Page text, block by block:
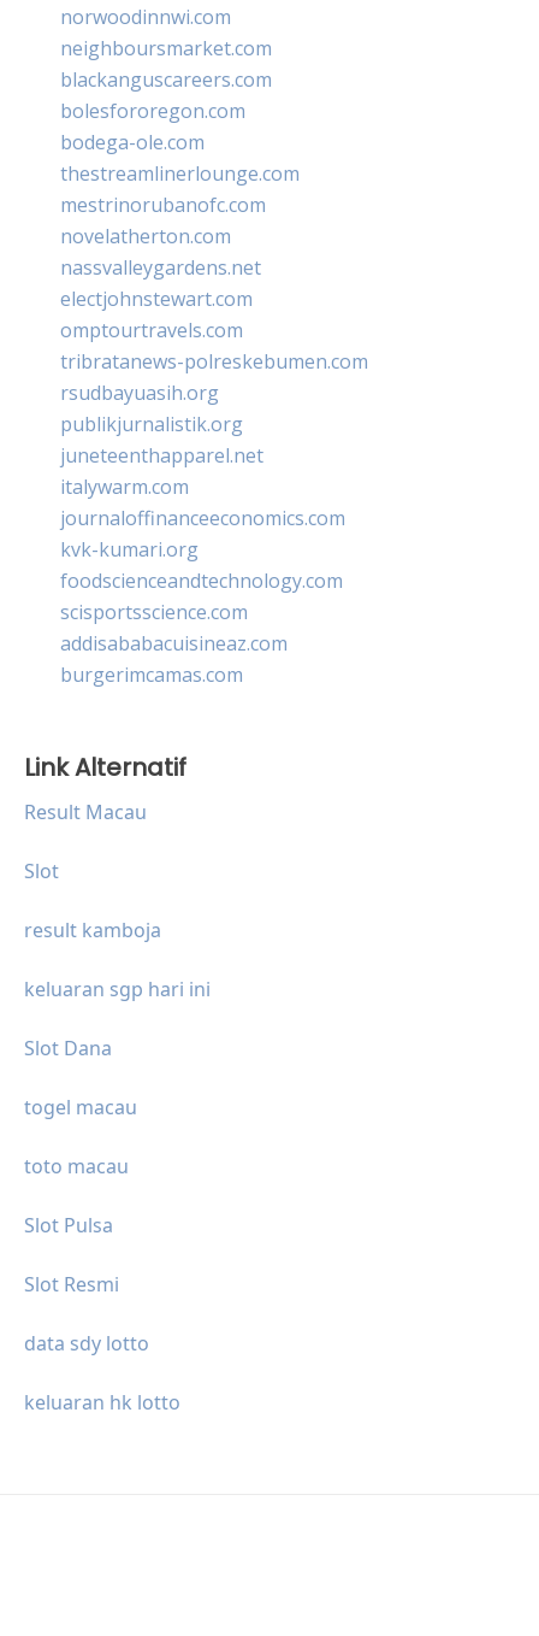
norwoodinnwi.com
neighboursmarket.com
blackanguscareers.com
bolesfororegon.com
bodega-ole.com
thestreamlinerlounge.com
mestrinorubanofc.com
novelatherton.com
nassvalleygardens.net
electjohnstewart.com
omptourtravels.com
tribratanews-polreskebumen.com
rsudbayuasih.org
publikjurnalistik.org
juneteenthapparel.net
italywarm.com
journaloffinanceeconomics.com
kvk-kumari.org
foodscienceandtechnology.com
scisportsscience.com
addisababacuisineaz.com
burgerimcamas.com
Link Alternatif
Result Macau
Slot
result kamboja
keluaran sgp hari ini
Slot Dana
togel macau
toto macau
Slot Pulsa
Slot Resmi
data sdy lotto
keluaran hk lotto